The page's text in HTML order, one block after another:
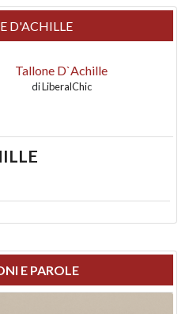
D'ACHILLE
Tallone D`Achille
diLiberalChic
E PAROLE